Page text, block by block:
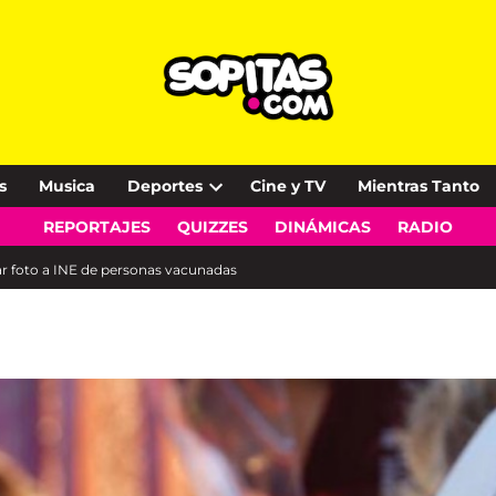
Musica Deportes
Open
dropdown
Cine y TV Mientras Tanto
REPORTAJES QUIZZES DINÁMICAS RADIO
foto a INE de personas vacunadas